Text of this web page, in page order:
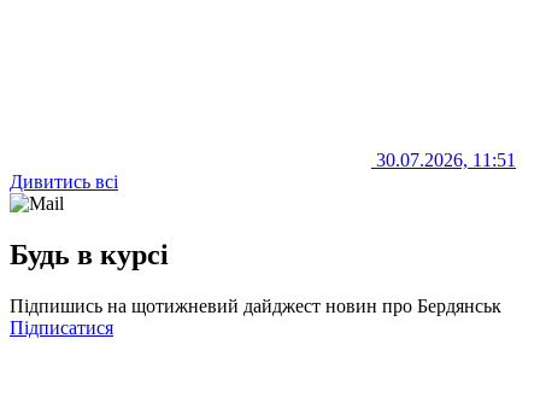
30.07.2026, 11:51
Дивитись всі
Будь в курсі
Підпишись на щотижневий дайджест новин про Бердянськ
Підписатися